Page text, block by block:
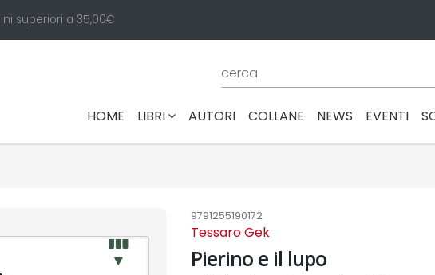
superiori a 35,00€
HOME (CURRENT)
LIBRI AUTORI COLLANE NEWS EVENTI
9791255190172
Tessaro Gek
Pierino e il lupo